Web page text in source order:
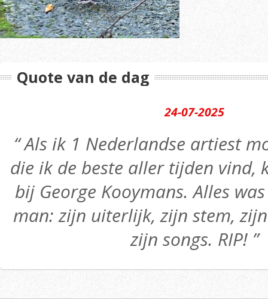
Quote van de dag
24-07-2025
“ Als ik 1 Nederlandse artiest
die ik de beste aller tijden vind,
bij George Kooymans. Alles
man: zijn uiterlijk, zijn stem,
zijn songs. RIP! ”